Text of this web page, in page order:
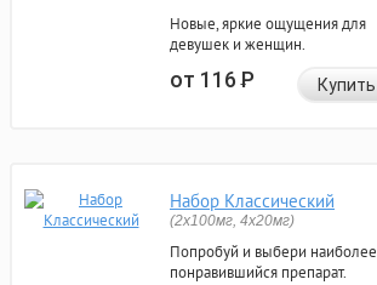
Новые, яркие ощущения для
девушек и женщин.
от 116Р Купить
Набор Классический
(2x100мг, 4x20мг)
Попробуй и выбери наиболее
понравившийся препарат.